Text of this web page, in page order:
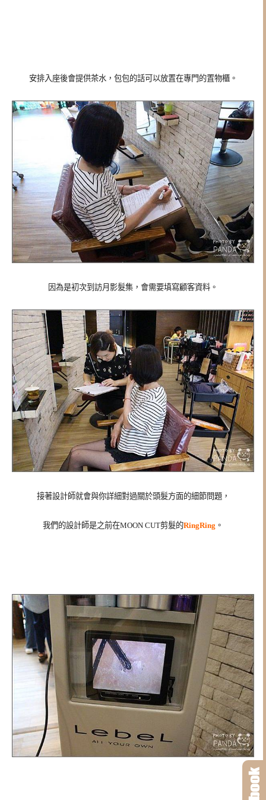
安排入座後會提供茶水，包包的話可以放置在專門的置物櫃。
因為是初次到訪月影髮集，會需要填寫顧客資料。
接著設計師就會與你詳細對過關於頭髮方面的細節問題，
我們的設計師是之前在MOON CUT剪髮的RingRing 。